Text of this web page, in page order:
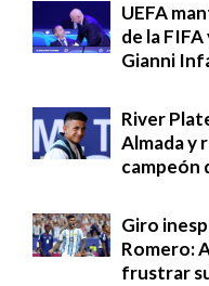
UEFA
de la
Gianni
River
Almada y
campeón
Giro
Romero:
frustrar